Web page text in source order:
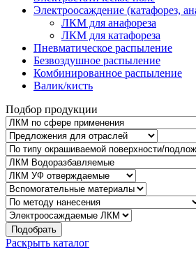
Электроосаждение (катафорез,
ЛКМ для анафореза
ЛКМ для катафореза
Пневматическое распыление
Безвоздушное распыление
Комбинированное распыление
Валик/кисть
Подбор продукции
Подобрать
Раскрыть каталог